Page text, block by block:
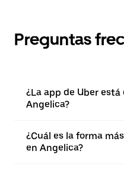
Preguntas
¿La app de Uber
Angelica?
¿Cuál es la forma
en Angelica?